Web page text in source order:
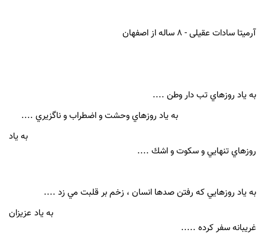
آرمیتا سادات عقیلی - 8 ساله از اصفهان
به ياد روزهاي تب دار وطن ....
به ياد روزهاي وحشت و اضطراب و ناگزيري ....
به ياد
روزهاي تنهايي و سكوت و اشك ....
به ياد روزهايي كه رفتن صدها انسان ، زخم بر قلبت مي زد ....
به ياد عزيزان
غريبانه سفر كرده .....